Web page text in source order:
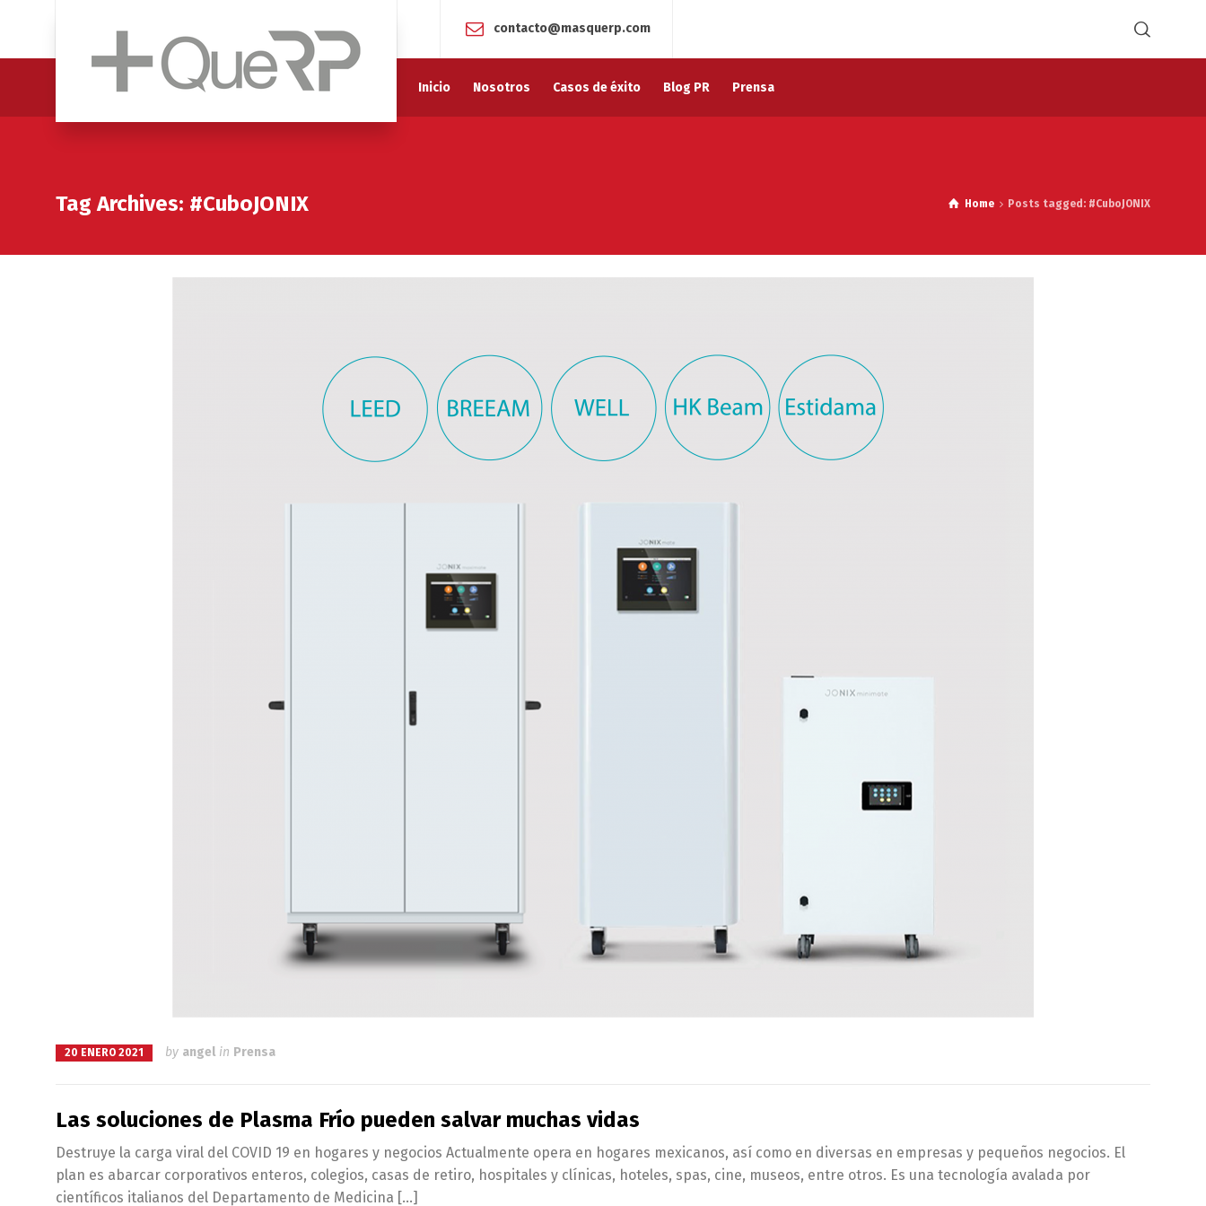
contacto@masquerp.com
Inicio Nosotros Casos de éxito Blog PR Prensa
Tag Archives: #CuboJONIX Home Posts tagged: #CuboJONIX
20 ENERO 2021 by angel in Prensa
Las soluciones de Plasma Frío pueden salvar muchas vidas
Destruye la carga viral del COVID 19 en hogares y negocios Actualmente opera en hogares mexicanos, así como en diversas en empresas y pequeños negocios. El
plan es abarcar corporativos enteros, colegios, casas de retiro, hospitales y clínicas, hoteles, spas, cine, museos, entre otros. Es una tecnología avalada por
científicos italianos del Departamento de Medicina […]